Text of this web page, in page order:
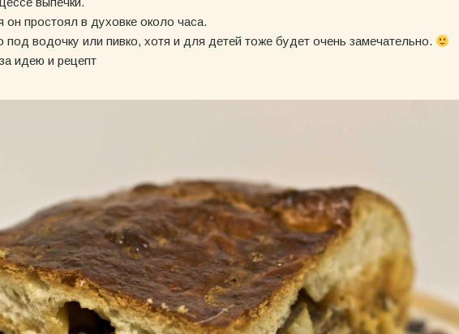
простоял в духовке около часа.
водочку или пивко, хотя и для детей тоже будет очень замечательно.
идею и рецепт